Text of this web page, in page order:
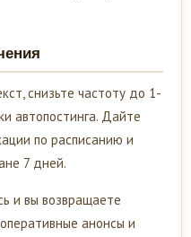
снизьте частоту до 1-
автопостинга. Дайте
по расписанию и
7 дней.
и вы возвращаете
анонсы и